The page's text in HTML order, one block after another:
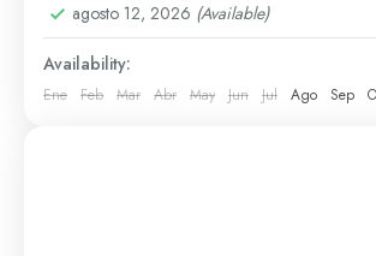
agosto 12, 2026 (Available)
Availability:
Ene Feb Mar Abr May Jun Jul Ago Sep